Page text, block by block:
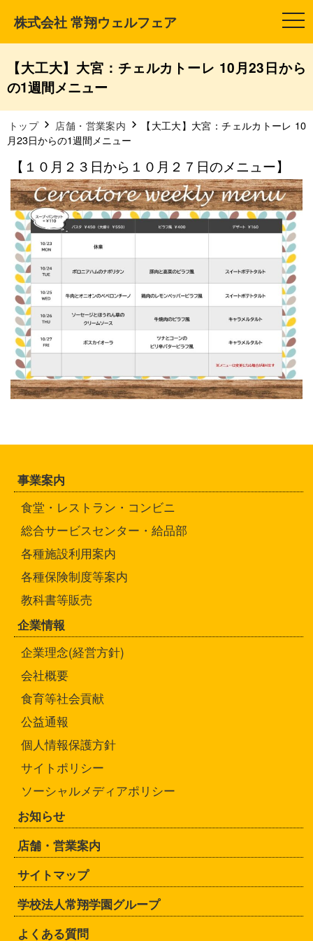
株式会社 常翔ウェルフェア
t
o
e
i
g
a
【大工大】大宮：チェルカトーレ 10月23日から
の1週間メニュー
トップ 店舗・営業案内
【大工大】大宮：チェルカトーレ 10
月23日からの1週間メニュー
【１０月２３日から１０月２７日のメニュー】
事業案内
食堂・レストラン・コンビニ
総合サービスセンター・給品部
各種施設利用案内
各種保険制度等案内
教科書等販売
企業情報
企業理念(経営方針)
会社概要
食育等社会貢献
公益通報
個人情報保護方針
サイトポリシー
ソーシャルメディアポリシー
お知らせ
店舗・営業案内
サイトマップ
学校法人常翔学園グループ
よくある質問